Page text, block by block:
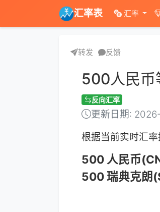
汇率表 汇率
转发 反馈
500人民币
反向汇率
更新日期:
根据当前实时汇
500 人民币
500 瑞典克朗